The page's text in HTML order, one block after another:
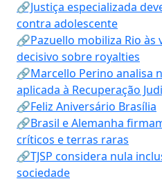
🔗Justiça especializada
contra adolescente
🔗Pazuello mobiliza Rio às
decisivo sobre royalties
🔗Marcello Perino analisa
aplicada à Recuperação
🔗Feliz Aniversário Brasília
🔗Brasil e Alemanha
críticos e terras raras
🔗TJSP considera nula
sociedade